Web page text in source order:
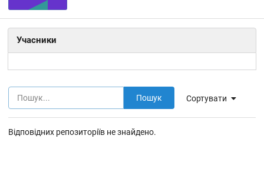
Сортувати
Пошук
Відповідних репозиторіїв не знайдено.
Учасники